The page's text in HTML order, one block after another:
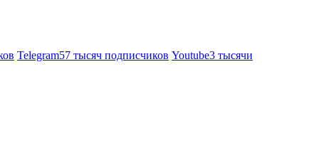
Telegram57 тысяч подписчиков Youtube3 тысячи